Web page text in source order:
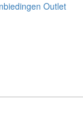
Outlet